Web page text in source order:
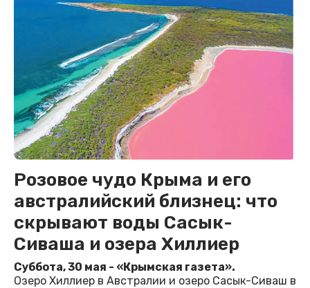
Розовое чудо Крыма и его
австралийский близнец: что
скрывают воды Сасык-
Сиваша и озера Хиллиер
Суббота, 30 мая - «Крымская газета».
Озеро Хиллиер в Австралии и озеро Сасык-Сиваш в